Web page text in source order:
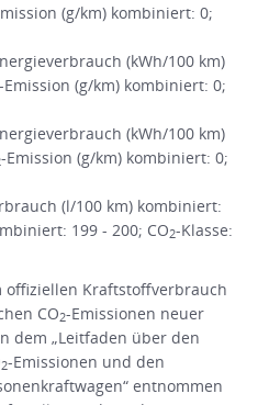
(g/km) kombiniert: 0;
(kWh/100 km)
-Emission (g/km) kombiniert: 0;
(kWh/100 km)
-Emission (g/km) kombiniert: 0;
(l/100 km) kombiniert:
199 - 200; CO2-Klasse:
Kraftstoffverbrauch
CO2-Emissionen neuer
dem „Leitfaden über den
2-Emissionen und den
entnommen